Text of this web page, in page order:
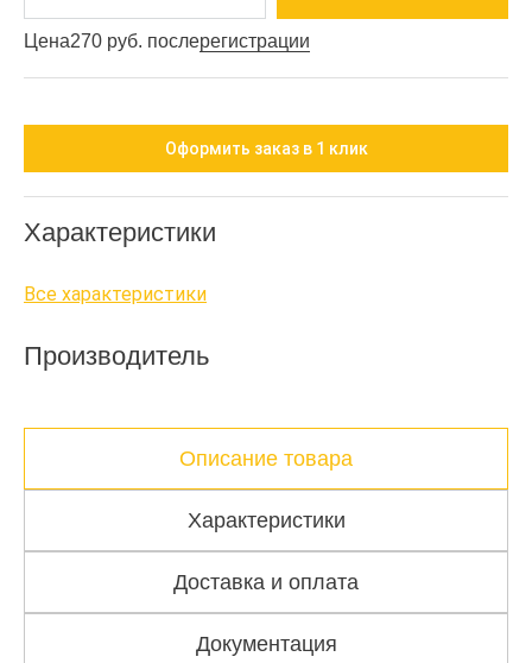
Цена270 руб. послерегистрации
Оформить заказ в 1 клик
Характеристики
Все характеристики
Производитель
Описание товара
Характеристики
Доставка и оплата
Документация